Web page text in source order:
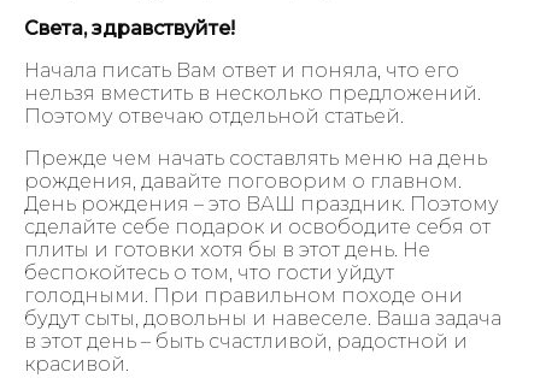
Света, здравствуйте!
Начала писать Вам ответ и поняла, что его
нельзя вместить в несколько предложений.
Поэтому отвечаю отдельной статьей.
Прежде чем начать составлять меню на день
рождения, давайте поговорим о главном.
День рождения – это ВАШ праздник. Поэтому
сделайте себе подарок и освободите себя от
плиты и готовки хотя бы в этот день. Не
беспокойтесь о том, что гости уйдут
голодными. При правильном походе они
будут сыты, довольны и навеселе. Ваша задача
в этот день – быть счастливой, радостной и
красивой.